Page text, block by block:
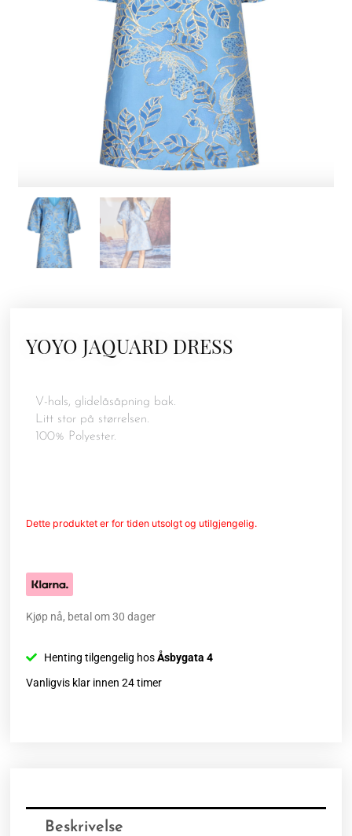
YOYO JAQUARD DRESS
V-hals, glidelåsåpning bak.
Litt stor på størrelsen.
100% Polyester.
Dette produktet er for tiden utsolgt og utilgjengelig.
Kjøp nå, betal om 30 dager
Henting tilgengelig hosÅsbygata 4
Vanligvis klar innen 24 timer
Beskrivelse